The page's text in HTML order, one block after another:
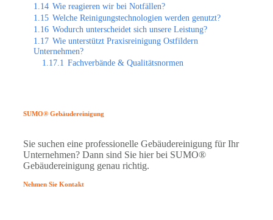
1.14 Wie reagieren wir bei Notfällen?
1.15 Welche Reinigungstechnologien werden genutzt?
1.16 Wodurch unterscheidet sich unsere Leistung?
1.17 Wie unterstützt Praxisreinigung Ostfildern
Unternehmen?
1.17.1 Fachverbände & Qualitätsnormen
SUMO® Gebäudereinigung
Sie suchen eine professionelle Gebäudereinigung für Ihr
Unternehmen? Dann sind Sie hier bei SUMO®
Gebäudereinigung genau richtig.
Nehmen Sie Kontakt